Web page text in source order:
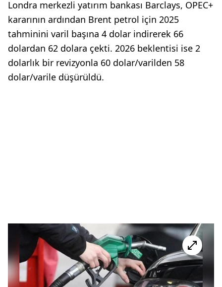
Londra merkezli yatırım bankası Barclays, OPEC+
kararının ardından Brent petrol için 2025
tahminini varil başına 4 dolar indirerek 66
dolardan 62 dolara çekti. 2026 beklentisi ise 2
dolarlık bir revizyonla 60 dolar/varilden 58
dolar/varile düşürüldü.